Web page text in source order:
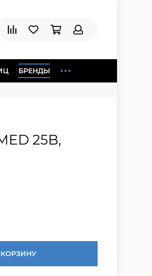
БРЕНДЫ
25B,
КОРЗИНУ